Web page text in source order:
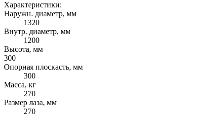
Характеристики:
Наружн. диаметр, мм
1320
Внутр. диаметр, мм
1200
Высота, мм
300
Опорная плоскасть, мм
300
Масса, кг
270
Размер лаза, мм
270